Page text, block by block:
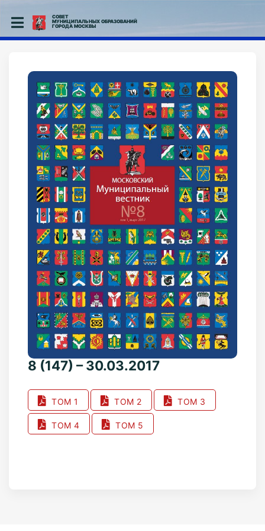
СОВЕТ
МУНИЦИПАЛЬНЫХ ОБРАЗОВАНИЙ
ГОРОДА МОСКВЫ
8 (147) – 30.03.2017
ТОМ 1 ТОМ 2 ТОМ 3
ТОМ 4 ТОМ 5